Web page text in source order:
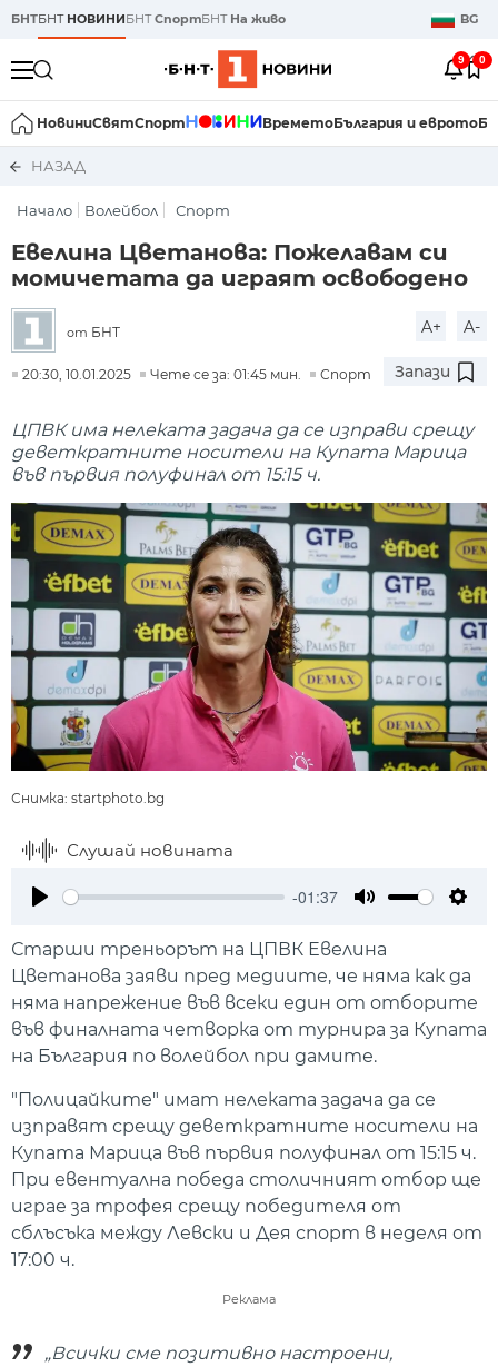
БНТБНТ НОВИНИБНТСпортБНТ На живо BG
9 0
НовиниСвятСпорт ВреметоБългария и еврото
НАЗАД
Начало Волейбол Спорт
Евелина Цветанова: Пожелавам си
момичетата да играят освободено
от БНТ A+ A-
20:30, 10.01.2025 Чете се за: 01:45 мин. Спорт Запази
ЦПВК има нелеката задача да се изправи срещу
деветкратните носители на Купата Марица
във първия полуфинал от 15:15 ч.
Снимка: startphoto.bg
Слушай новината
-01:37
Старши треньорът на ЦПВК Евелина
Цветанова заяви пред медиите, че няма как да
няма напрежение във всеки един от отборите
във финалната четворка от турнира за Купата
на България по волейбол при дамите.
"Полицайките" имат нелеката задача да се
изправят срещу деветкратните носители на
Купата Марица във първия полуфинал от 15:15 ч.
При евентуална победа столичният отбор ще
играе за трофея срещу победителя от
сблъсъка между Левски и Дея спорт в неделя от
17:00 ч.
Реклама
„Всички сме позитивно настроени,